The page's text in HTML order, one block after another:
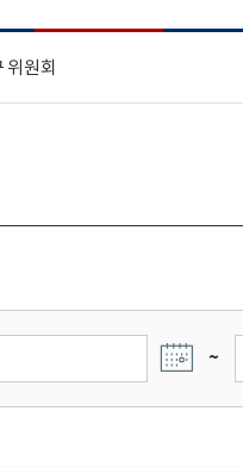
위원회
~